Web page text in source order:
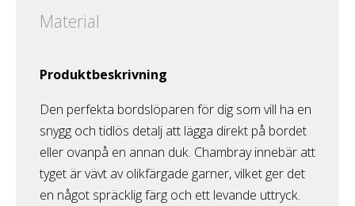
Material
Produktbeskrivning
Den perfekta bordslöparen för dig som vill ha en
snygg och tidlös detalj att lägga direkt på bordet
eller ovanpå en annan duk. Chambray innebär att
tyget är vävt av olikfärgade garner, vilket ger det
en något spräcklig färg och ett levande uttryck.